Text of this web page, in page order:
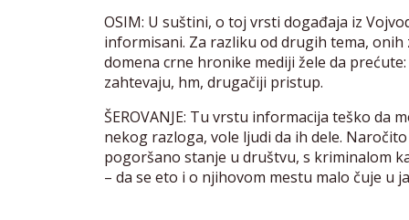
OSIM: U suštini, o toj vrsti događaja iz
informisani. Za razliku od drugih tema,
domena crne hronike mediji žele da
zahtevaju, hm, drugačiji pristup.
ŠEROVANJE: Tu vrstu informacija teško da
nekog razloga, vole ljudi da ih dele.
pogoršano stanje u društvu, s kriminalom
– da se eto i o njihovom mestu malo čuje u